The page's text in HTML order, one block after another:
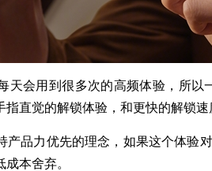
会用到很多次的高频体验，所以
直觉的解锁体验，和更快的解锁速
力优先的理念，如果这个体验对
本舍弃。